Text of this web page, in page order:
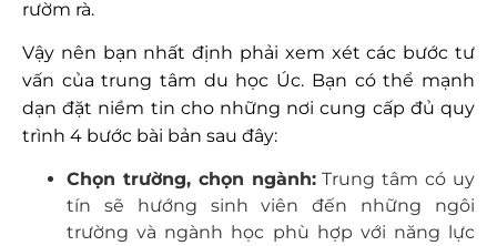
rườm rà.
Vậy nên bạn nhất định phải xem xét các bước tư
vấn của trung tâm du học Úc. Bạn có thể mạnh
dạn đặt niềm tin cho những nơi cung cấp đủ quy
trình 4 bước bài bản sau đây:
Chọn trường, chọn ngành:Trung tâm có uy
tín sẽ hướng sinh viên đến những ngôi
trường và ngành học phù hợp với năng lực